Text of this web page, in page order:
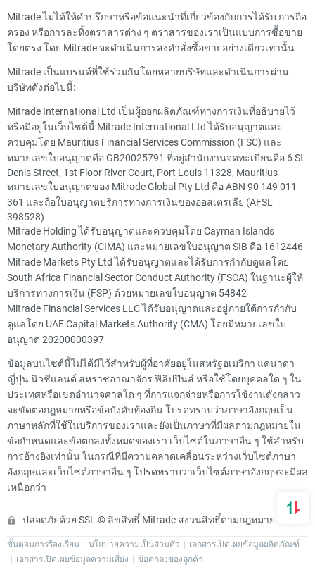
Mitrade ไม่ได้ให้คำปรึกษาหรือข้อแนะนำที่เกี่ยวข้องกับการได้รับ การถือ
ครอง หรือการละทิ้งตราสารต่าง ๆ ตราสารของเราเป็นแบบการซื้อขาย
โดยตรง โดย Mitrade จะดำเนินการส่งคำสั่งซื้อขายอย่างเดียวเท่านั้น
Mitrade เป็นแบรนด์ที่ใช้ร่วมกันโดยหลายบริษัทและดำเนินการผ่าน
บริษัทดังต่อไปนี้:
Mitrade International Ltd เป็นผู้ออกผลิตภัณฑ์ทางการเงินที่อธิบายไว้
หรือมีอยู่ในเว็บไซต์นี้ Mitrade International Ltd ได้รับอนุญาตและ
ควบคุมโดย Mauritius Financial Services Commission (FSC) และ
หมายเลขใบอนุญาตคือ GB20025791 ที่อยู่สำนักงานจดทะเบียนคือ 6 St
Denis Street, 1st Floor River Court, Port Louis 11328, Mauritius
หมายเลขใบอนุญาตของ Mitrade Global Pty Ltd คือ ABN 90 149 011
361 และถือใบอนุญาตบริการทางการเงินของออสเตรเลีย (AFSL
398528)
Mitrade Holding ได้รับอนุญาตและควบคุมโดย Cayman Islands
Monetary Authority (CIMA) และหมายเลขใบอนุญาต SIB คือ 1612446
Mitrade Markets Pty Ltd ได้รับอนุญาตและได้รับการกำกับดูแลโดย
South Africa Financial Sector Conduct Authority (FSCA) ในฐานะผู้ให้
บริการทางการเงิน (FSP) ด้วยหมายเลขใบอนุญาต 54842
Mitrade Financial Services LLC ได้รับอนุญาตและอยู่ภายใต้การกำกับ
ดูแลโดย UAE Capital Markets Authority (CMA) โดยมีหมายเลขใบ
อนุญาต 20200000397
ข้อมูลบนไซต์นี้ไม่ได้มีไว้สำหรับผู้ที่อาศัยอยู่ในสหรัฐอเมริกา แคนาดา
ญี่ปุ่น นิวซีแลนด์ สหราชอาณาจักร ฟิลิปปินส์ หรือใช้โดยบุคคลใด ๆ ใน
ประเทศหรือเขตอำนาจศาลใด ๆ ที่การแจกจ่ายหรือการใช้งานดังกล่าว
จะขัดต่อกฎหมายหรือข้อบังคับท้องถิ่น โปรดทราบว่าภาษาอังกฤษเป็น
ภาษาหลักที่ใช้ในบริการของเราและยังเป็นภาษาที่มีผลตามกฎหมายใน
ข้อกำหนดและข้อตกลงทั้งหมดของเรา เว็บไซต์ในภาษาอื่น ๆ ใช้สำหรับ
การอ้างอิงเท่านั้น ในกรณีที่มีความคลาดเคลื่อนระหว่างเว็บไซต์ภาษา
อังกฤษและเว็บไซต์ภาษาอื่น ๆ โปรดทราบว่าเว็บไซต์ภาษาอังกฤษจะมีผล
เหนือกว่า
ปลอดภัยด้วย SSL © ลิขสิทธิ์ Mitrade สงวนสิทธิ์ตามกฎหมาย
ขั้นตอนการร้องเรียน นโยบายความเป็นส่วนตัว
เอกสารเปิดเผยข้อมูลผลิตภัณฑ์
เอกสารเปิดเผยข้อมูลความเสี่ยง
ข้อตกลงของลูกค้า